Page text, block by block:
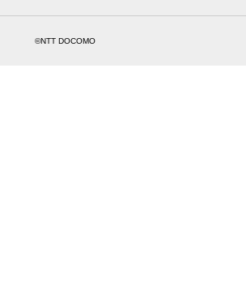
©NTT DOCOMO